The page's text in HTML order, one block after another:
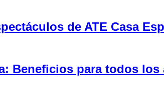
de ATE Casa
Beneficios para todos